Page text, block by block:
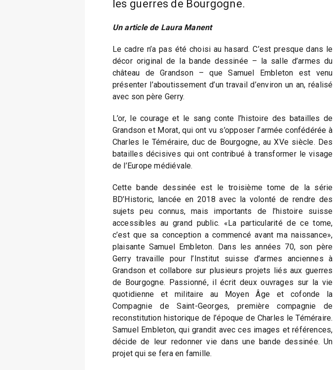
les guerres de Bourgogne.
Un article de Laura Manent
Le cadre n’a pas été choisi au hasard. C’est presque dans le
décor original de la bande dessinée – la salle d’armes du
château de Grandson – que Samuel Embleton est venu
présenter l’aboutissement d’un travail d’environ un an, réalisé
avec son père Gerry.
L’or, le courage et le sang conte l’histoire des batailles de
Grandson et Morat, qui ont vu s’opposer l’armée confédérée à
Charles le Téméraire, duc de Bourgogne, au XVe siècle. Des
batailles décisives qui ont contribué à transformer le visage
de l’Europe médiévale.
Cette bande dessinée est le troisième tome de la série
BD’Historic, lancée en 2018 avec la volonté de rendre des
sujets peu connus, mais importants de l’histoire suisse
accessibles au grand public. «La particularité de ce tome,
c’est que sa conception a commencé avant ma naissance»,
plaisante Samuel Embleton. Dans les années 70, son père
Gerry travaille pour l’Institut suisse d’armes anciennes à
Grandson et collabore sur plusieurs projets liés aux guerres
de Bourgogne. Passionné, il écrit deux ouvrages sur la vie
quotidienne et militaire au Moyen Âge et cofonde la
Compagnie de Saint-Georges, première compagnie de
reconstitution historique de l’époque de Charles le Téméraire.
Samuel Embleton, qui grandit avec ces images et références,
décide de leur redonner vie dans une bande dessinée. Un
projet qui se fera en famille.